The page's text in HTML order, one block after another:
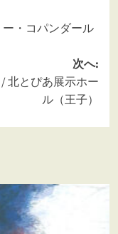
ー・コパンダール
次へ:
/ 北とぴあ展示ホー
ル（王子）